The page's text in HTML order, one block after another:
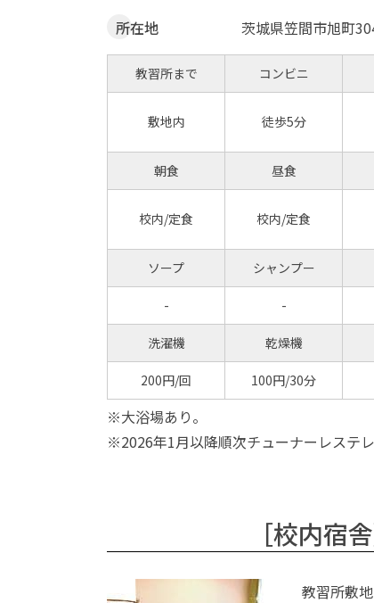
所在地
茨城県笠間市旭町
教習所まで コンビニ
敷地内 徒歩5分
朝食 昼食
校内/定食 校内/定食
ソープ シャンプー
- -
洗濯機 乾燥機
200円/回 100円/30分
※大浴場あり。
※2026年1月以降順次チューナーレステ
［校内宿
教習所敷